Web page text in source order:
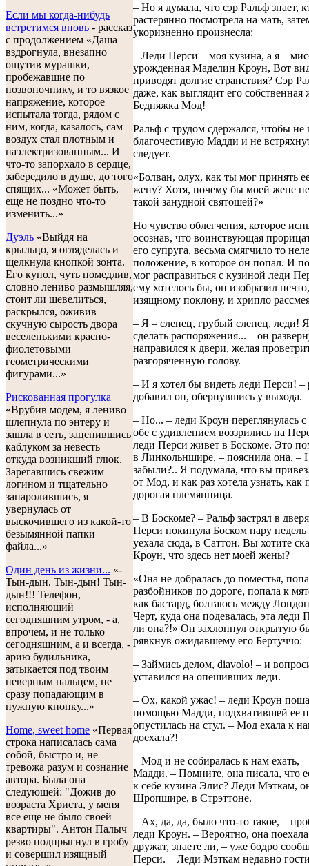
Если мы когда-нибудь
встретимся вновь - рассказ
с продолжением «Даша
вздрогнула, внезапно
ощутив мурашки,
пробежавшие по
позвоночнику, и то вязкое
напряжение, которое
испытала тогда, рядом с
ним, когда, казалось, сам
воздух стал плотным и
наэлектризованным... И
что-то запорхало в сердце,
забередило в душе, до того
спящих... «Может быть,
еще не поздно что-то
изменить...»
Дуэль «Выйдя на
крыльцо, я огляделась и
щелкнула кнопкой зонта.
Его купол, чуть помедлив,
словно лениво размышляя,
стоит ли шевелиться,
раскрылся, оживив
скучную сырость двора
веселенькими красно-
фиолетовыми
геометрическими
фигурами...»
Рискованная прогулка
«Врубив модем, я лениво
шлепнула по энтеру и
зашла в сеть, зацепившись
каблуком за невесть
откуда возникший глюк.
Зарегавшись свежим
логином и тщательно
запаролившись, я
увернулась от
выскочившего из какой-то
безымянной папки
файла...»
Один день из жизни... «-
Тын-дын. Тын-дын! Тын-
дын!!! Телефон,
исполняющий
сегодняшним утром, - а,
впрочем, и не только
сегодняшним, а и всегда, -
арию будильника,
затыкается под твоим
неверным пальцем, не
сразу попадающим в
нужную кнопку...»
Home, sweet home «Первая
строка написалась сама
собой, быстро и, не
тревожа разум и сознание
автора. Была она
следующей: "Дожив до
возраста Христа, у меня
все еще не было своей
квартиры". Антон Палыч
резво подпрыгнул в гробу
и совершил изящный
– Но я думала, что сэр Ральф знает,
растерянно посмотрела на мать,
укоризненно произнесла:
– Леди Перси – моя кузина, а я –
урожденная Маделин Кроун, Вот
приводят долгие странствия? Сэр
даже, как выглядит его собственная
Бедняжка Мод!
Ральф с трудом сдержался, чтобы не
благочестивую Мадди и не
следует.
«Болван, олух, как ты мог принять
жену? Хотя, почему бы моей жене
такой занудной святошей?»
Но чувство облегчения, которое
осознав, что воинствующая
его супруга, весьма смягчило то
положение, в которое он попал. И
мог расправиться с кузиной леди
ему хотелось бы, он изобразил
изящному поклону, и хрипло
– Я – слепец, грубый слепец, леди!
сделать распоряжения... – он
направился к двери, желая
разгоряченную голову.
– И я хотел бы видеть леди Перси! –
добавил он, обернувшись у выхода.
– Но... – леди Кроун переглянулась
обе с удивлением воззрились на
леди Перси живет в Боскоме. Это
в Линкольншире, – пояснила она. –
забыли?.. Я подумала, что вы
от Мод, и как раз хотела узнать, как
дорогая племянница.
– В Боскоме? – Ральф застрял в
Перси покинула Боском пару недель
уехала сюда, в Саттон. Вы хотите
Кроун, что здесь нет моей жены?
«Она не добралась до поместья,
разбойников по дороге, попала к
как бастард, болтаюсь между
Черт, куда она подевалась, эта
ли она?!» Он захлопнул открытую
рявкнув ожидавшему его Бертуччо:
– Займись делом, diavolo! – и
уставился на опешивших леди.
– Ох, какой ужас! – леди Кроун
помощью Мадди, подхватившей ее
опустилась на стул. – Мод ехала к
доехала?!
– Мод и не собиралась к нам ехать, –
Мадди. – Помните, она писала, что
к себе кузина Элис? Леди Мэткам,
Шропшире, в Стрэттоне.
– Ах, да, да, было что-то такое, –
леди Кроун. – Вероятно, она
дружат, знаете ли, – уже бодро
Перси. – Леди Мэткам недавно